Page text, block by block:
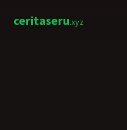
ceritaseru.xyz